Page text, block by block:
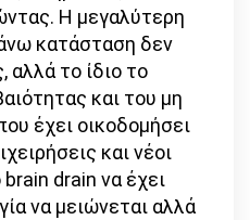
Η μεγαλύτερη
κατάσταση δεν
αλλά το ίδιο το
και του μη
έχει οικοδομήσει
και νέοι
drain να έχει
να μειώνεται αλλά